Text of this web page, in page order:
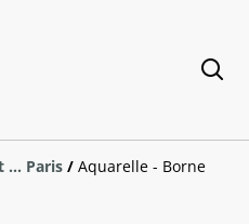
... Paris / Aquarelle - Borne